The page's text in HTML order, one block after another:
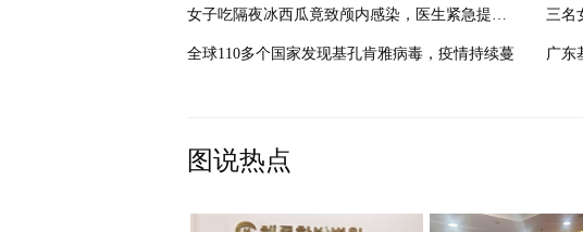
女子吃隔夜冰西瓜竟致颅内感染，医生紧急提醒食
全球110多个国家发现基孔肯雅病毒，疫情持续蔓 广东
图说热点